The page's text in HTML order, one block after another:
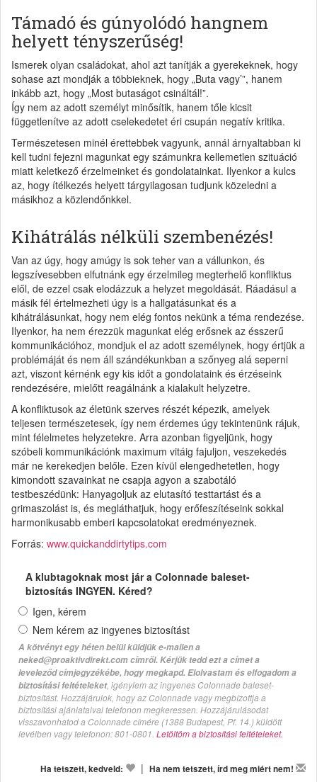
Támadó és gúnyolódó hangnem
helyett tényszerűség!
Ismerek olyan családokat, ahol azt tanítják a gyerekeknek, hogy
sohase azt mondják a többieknek, hogy „Buta vagy’”, hanem
inkább azt, hogy „Most butaságot csináltál!”.
Így nem az adott személyt minősítik, hanem tőle kicsit
függetlenítve az adott cselekedetet éri csupán negatív kritika.
Természetesen minél érettebbek vagyunk, annál árnyaltabban ki
kell tudni fejezni magunkat egy számunkra kellemetlen szituáció
miatt keletkező érzelmeinket és gondolatainkat. Ilyenkor a kulcs
az, hogy ítélkezés helyett tárgyilagosan tudjunk közeledni a
másikhoz a közlendőnkkel.
Kihátrálás nélküli szembenézés!
Van az úgy, hogy amúgy is sok teher van a vállunkon, és
legszívesebben elfutnánk egy érzelmileg megterhelő konfliktus
elől, de ezzel csak elodázzuk a helyzet megoldását. Ráadásul a
másik fél értelmezheti úgy is a hallgatásunkat és a
kihátrálásunkat, hogy nem elég fontos nekünk a téma rendezése.
Ilyenkor, ha nem érezzük magunkat elég erősnek az ésszerű
kommunikációhoz, mondjuk el az adott személynek, hogy értjük a
problémáját és nem áll szándékunkban a szőnyeg alá seperni
azt, viszont kérnénk egy kis időt a gondolataink és érzéseink
rendezésére, mielőtt reagálnánk a kialakult helyzetre.
A konfliktusok az életünk szerves részét képezik, amelyek
teljesen természetesek, így nem érdemes úgy tekintenünk rájuk,
mint félelmetes helyzetekre. Arra azonban figyeljünk, hogy
szóbeli kommunikációnk maximum vitáig fajuljon, veszekedés
már ne kerekedjen belőle. Ezen kívül elengedhetetlen, hogy
kimondott szavainkat ne csapja agyon a szabotáló
testbeszédünk: Hanyagoljuk az elutasító testtartást és a
grimaszolást is, és megláthatjuk, hogy erőfeszítéseink sokkal
harmonikusabb emberi kapcsolatokat eredményeznek.
Forrás: www.quickanddirtytips.com
A klubtagoknak most jár a Colonnade baleset-
biztosítás INGYEN. Kéred?
Igen, kérem
Nem kérem az ingyenes biztosítást
A kötvényt egy héten belül küldjük e-mailen a
neked@proaktivdirekt.com címről. Kérjük tedd ezt a címet a
leveleződ címjegyzékébe, hogy megkapd. Elolvastam és elfogadom a
biztosítási feltételeket, igénylem az ingyenes Colonnade baleset-
biztosítást. Hozzájárulok, hogy az Colonnade vagy megbízottja a
biztosítási ajánlataival telefonon megkeressen. Hozzájárulásodat
visszavonhatod a Colonnade címére (1388 Budapest, Pf. 14.) küldött
levélben vagy telefonon: 801-0801. Letöltöm a biztosítási feltételeket.
Ha tetszett, kedveld: | Ha nem tetszett, írd meg miért nem!